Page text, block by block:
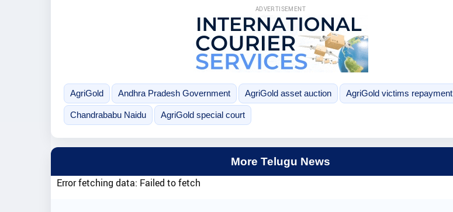
ADVERTISEMENT
AgriGold Andhra Pradesh Government AgriGold asset auction AgriGold victims repayment
Chandrababu Naidu AgriGold special court
More Telugu News
Error fetching data: Failed to fetch